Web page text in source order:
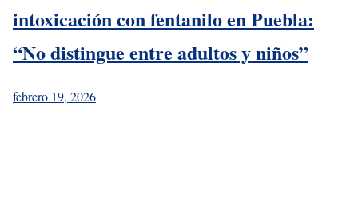
intoxicación con fentanilo en Puebla:
“No distingue entre adultos y niños”
febrero 19, 2026